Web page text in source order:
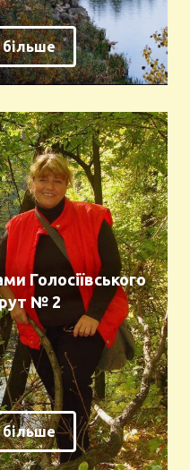
більше
Голосіївського
№ 2
більше